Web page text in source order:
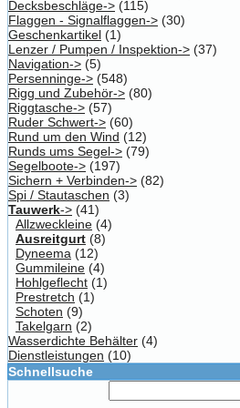
Decksbeschläge-> (115)
Flaggen - Signalflaggen-> (30)
Geschenkartikel (1)
Lenzer / Pumpen / Inspektion-> (37)
Navigation-> (5)
Persenninge-> (548)
Rigg und Zubehör-> (80)
Riggtasche-> (57)
Ruder Schwert-> (60)
Rund um den Wind (12)
Runds ums Segel-> (79)
Segelboote-> (197)
Sichern + Verbinden-> (82)
Spi / Stautaschen (3)
Tauwerk-> (41)
Allzweckleine (4)
Ausreitgurt (8)
Dyneema (12)
Gummileine (4)
Hohlgeflecht (1)
Prestretch (1)
Schoten (9)
Takelgarn (2)
Wasserdichte Behälter (4)
Dienstleistungen (10)
Schnellsuche